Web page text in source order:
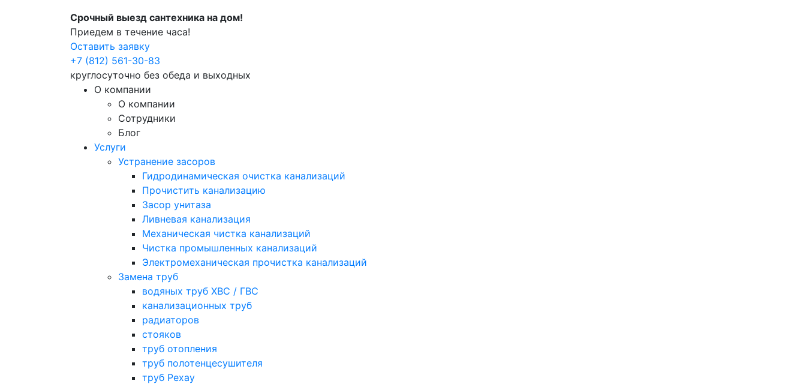
Срочный выезд сантехника на дом!
Приедем в течение часа!
Оставить заявку
+7 (812) 561-30-83
круглосуточно без обеда и выходных
О компании
О компании
Сотрудники
Блог
Услуги
Устранение засоров
Гидродинамическая очистка канализаций
Прочистить канализацию
Засор унитаза
Ливневая канализация
Механическая чистка канализаций
Чистка промышленных канализаций
Электромеханическая прочистка канализаций
Замена труб
водяных труб ХВС / ГВС
канализационных труб
радиаторов
стояков
труб отопления
труб полотенцесушителя
труб Рехау